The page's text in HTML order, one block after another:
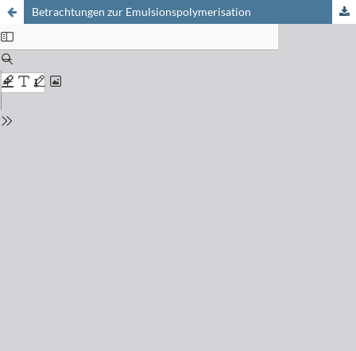
Betrachtungen zur Emulsionspolymerisation